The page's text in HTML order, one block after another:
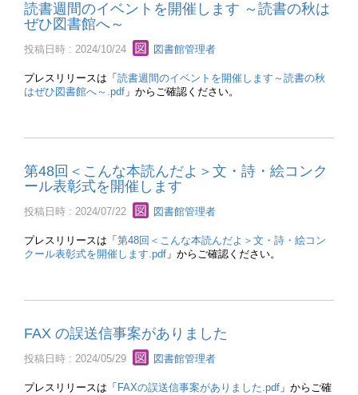
読書週間のイベントを開催します ～読書の秋は
ぜひ図書館へ～
投稿日時 : 2024/10/24 図書館管理者
プレスリリースは「 読書週間のイベントを開催します～読書の秋
はぜひ図書館へ～.pdf 」からご確認ください。
第48回＜こんな本読んだよ＞文・詩・絵コンク
ール表彰式を開催します
投稿日時 : 2024/07/22 図書館管理者
プレスリリースは「 第48回＜こんな本読んだよ＞文・詩・絵コン
クール表彰式を開催します.pdf 」からご確認ください。
FAX の誤送信事案がありました
投稿日時 : 2024/05/29 図書館管理者
プレスリリースは「 FAXの誤送信事案がありました.pdf 」からご確